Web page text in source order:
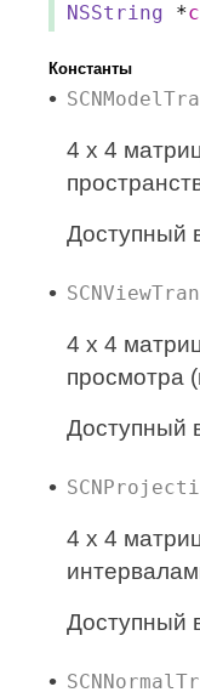
NSString
*
Константы
4 x 4
Доступный
4 x 4
просмотра
Доступный
4 x 4
Доступный